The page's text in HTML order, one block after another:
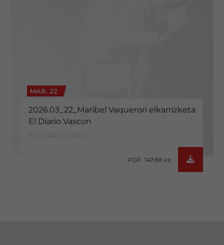
MAR. 22
2026.03_22_Maribel Vaquerori elkarrizketa
El Diario Vascon
PDF 147.88 KB